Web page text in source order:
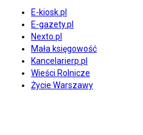
E-kiosk.pl
E-gazety.pl
Nexto.pl
Mała księgowość
Kancelarierp.pl
Wieści Rolnicze
Życie Warszawy